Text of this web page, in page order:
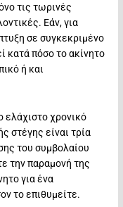
τις τωρινές
Εάν, για
σε συγκεκριμένο
κατά πόσο το ακίνητο
ή και
ελάχιστο χρονικό
στέγης είναι τρία
του συμβολαίου
την παραμονή της
για ένα
το επιθυμείτε.